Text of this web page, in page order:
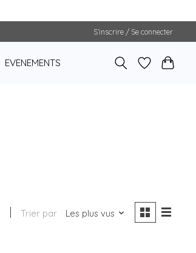
S’inscrire / Se connecter
EVENEMENTS
Trier par Les plus vus